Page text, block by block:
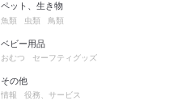
ペット、生き物
魚類 虫類 鳥類
ベビー用品
おむつ セーフティグッズ
その他
情報 役務、サービス